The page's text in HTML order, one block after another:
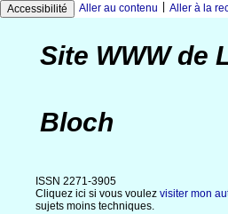
Accessibilité Aller au contenu Aller à la
Site WWW de
Bloch
ISSN 2271-3905
Cliquez ici si vous voulez visiter mon
sujets moins techniques.